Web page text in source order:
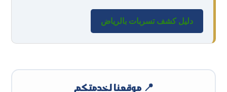
دليل كشف تسربات بالرياض
📍 موقعنا لخدمتكم